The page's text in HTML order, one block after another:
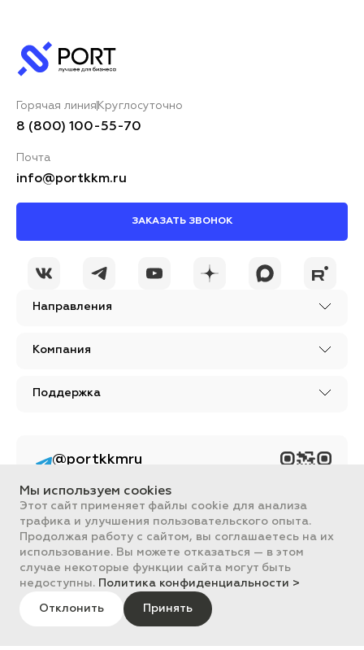
Направления
Компания
Поддержка
Горячая линия Круглосуточно
8 (800) 100-55-70
Почта
info@portkkm.ru
ЗАКАЗАТЬ ЗВОНОК
Вся информация, размещенная на сайте, носит ознакомительный
характер и не является публичной офертой, определяемой
положениями Статьи 437 ГК РФ.
Все цены на сайте указаны с НДС. ООО "ПОРТ" ИНН 2461018892,
ОГРН 1022401953496
ПОРТ 2011-2026
Политика обработки данных
@portkkmru
контент PORT - бизнес
портал
Мы используем cookies
Этот сайт применяет файлы cookie для анализа
трафика и улучшения пользовательского опыта.
Продолжая работу с сайтом, вы соглашаетесь на их
использование. Вы можете отказаться — в этом
случае некоторые функции сайта могут быть
недоступны. Политика конфиденциальности >
Отклонить Принять